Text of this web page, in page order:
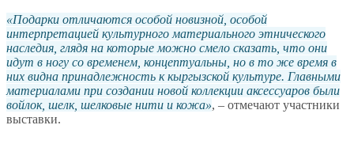
Подарки отличаются особой новизной, особой
интерпретацией культурного материального этнического
наследия, глядя на которые можно смело сказать, что они
идут в ногу со временем, концептуальны, но в то же время в
них видна принадлежность к кыргызской культуре. Главными
материалами при создании новой коллекции аксессуаров были
войлок, шелк, шелковые нити и кожа , – отмечают участники
выставки.